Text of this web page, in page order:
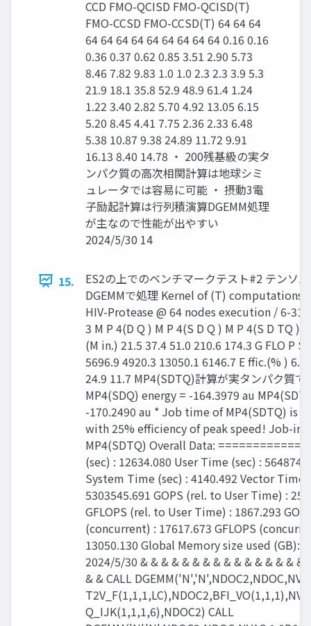
CCD FMO-QCISD FMO-QCISD(T)
FMO-CCSD FMO-CCSD(T) 64 64 64
64 64 64 64 64 64 64 64 64 0.16 0.16
0.36 0.37 0.62 0.85 3.51 2.90 5.73
8.46 7.82 9.83 1.0 1.0 2.3 2.3 3.9 5.3
21.9 18.1 35.8 52.9 48.9 61.4 1.24
1.22 3.40 2.82 5.70 4.92 13.05 6.15
5.20 8.45 4.41 7.75 2.36 2.33 6.48
5.38 10.87 9.38 24.89 11.72 9.91
16.13 8.40 14.78 ・ 200残基級の実タ
ンパク質の高次相関計算は地球シミ
ュレータでは容易に可能 ・ 摂動3電
子励起計算は行列積演算DGEMM処理
が主なので性能が出やすい
2024/5/30 14
15.
ES2の上でのベンチマークテスト#2 テンソ
DGEMMで処理 Kernel of (T) computations
HIV-Protease @ 64 nodes execution / 6-
3 M P 4(D Q ) M P 4(S D Q ) M P 4(S D TQ )
(M in.) 21.5 37.4 51.0 210.6 174.3 G FLO P S
5696.9 4920.3 13050.1 6146.7 E ffic.(% ) 6.5
24.9 11.7 MP4(SDTQ)計算が実タンパク質
MP4(SDQ) energy = -164.3979 au
-170.2490 au * Job time of MP4(SDTQ) is
with 25% efficiency of peak speed! Job-
MP4(SDTQ) Overall Data:
(sec) : 12634.080 User Time (sec) :
System Time (sec) : 4140.492 Vector Time
5303545.691 GOPS (rel. to User Time) :
GFLOPS (rel. to User Time) : 1867.293
(concurrent) : 17617.673 GFLOPS
13050.130 Global Memory size used (GB):
2024/5/30 & & & & & & & & & & & & & & & &
& & CALL
Q_IJK(1,1,1,6),NDOC2) CALL